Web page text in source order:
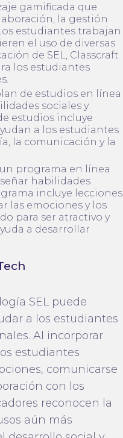
gamificada que
la gestión
estudiantes trabajan
el uso de diversas
de SEL, Classcraft
los estudiantes
de estudios en línea
sociales y
estudios incluye
a los estudiantes
la comunicación y la
un programa en línea
habilidades
incluye lecciones
las emociones y los
para ser atractivo y
a desarrollar
SEL puede
a los estudiantes
Al incorporar
estudiantes
comunicarse
con los
reconocen la
aún más